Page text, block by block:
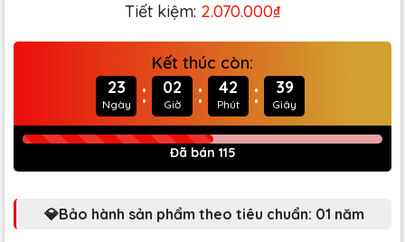
Tiết kiệm: 2.070.000₫
Kết thúc còn:
23
Ngày : 02
Giờ : 42
Phút : 38
Giây
Đã bán 115
💎Bảo hành sản phẩm theo tiêu chuẩn: 01 năm